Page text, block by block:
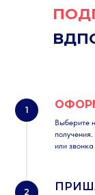
Выберите
или звонка